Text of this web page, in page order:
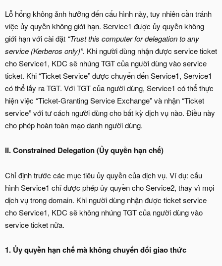
Lỗ hổng không ảnh hưởng đến cấu hình này, tuy nhiên cần tránh
việc ủy quyền không giới hạn. Service1 được ủy quyền không
giới hạn với cài đặt “Trust this computer for delegation to any
service (Kerberos only)”. Khi người dùng nhận được service ticket
cho Service1, KDC sẽ nhúng TGT của người dùng vào service
ticket. Khi “Ticket Service” được chuyển đến Service1, Service1
có thể lấy ra TGT. Với TGT của người dùng, Service1 có thể thực
hiện việc “Ticket-Granting Service Exchange” và nhận “Ticket
service” với tư cách người dùng cho bất kỳ dịch vụ nào. Điều này
cho phép hoàn toàn mạo danh người dùng.
II. Constrained Delegation (Ủy quyền hạn chế)
Chỉ định trước các mục tiêu ủy quyền của dịch vụ. Ví dụ: cấu
hình Service1 chỉ được phép ủy quyền cho Service2, thay vì mọi
dịch vụ trong domain. Khi người dùng nhận được ticket service
cho Service1, KDC sẽ không nhúng TGT của người dùng vào
service ticket nữa.
1. Ủy quyền hạn chế mà không chuyển đổi giao thức